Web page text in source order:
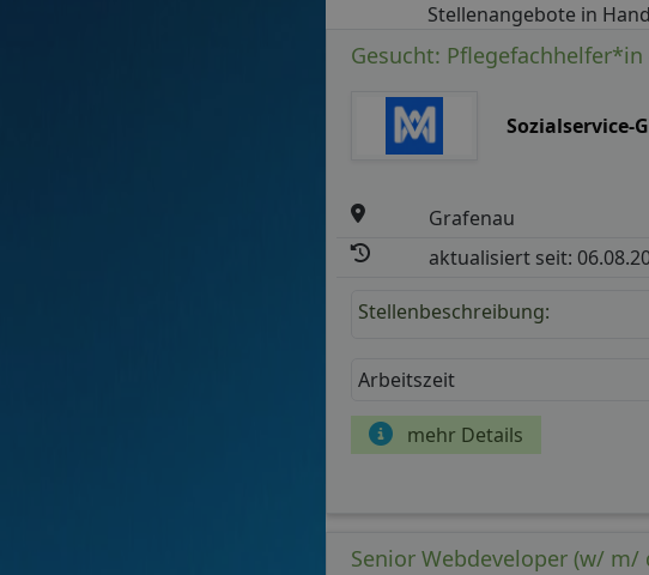
Stellenangebote in
Gesucht:
Sozialservice-
Grafenau
aktualisiert seit:
Stellenbeschreibung:
Arbeitszeit
mehr Details
Senior Webdeveloper (w/ m/